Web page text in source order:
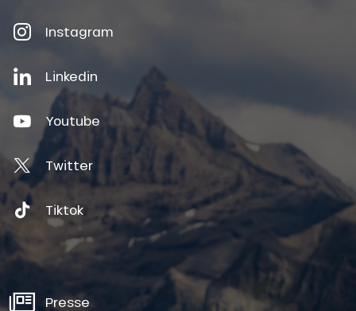
Instagram
Linkedin
Youtube
Twitter
Tiktok
Presse